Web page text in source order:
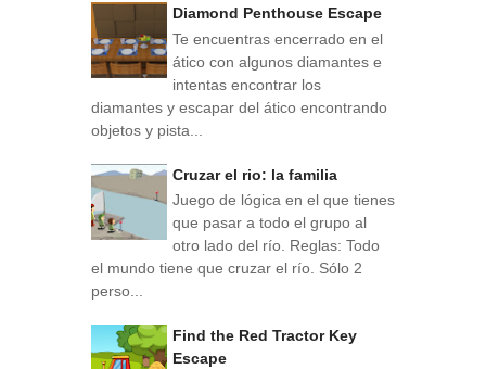
Diamond Penthouse Escape
Te encuentras encerrado en el
ático con algunos diamantes e
intentas encontrar los
diamantes y escapar del ático encontrando
objetos y pista...
Cruzar el rio: la familia
Juego de lógica en el que tienes
que pasar a todo el grupo al
otro lado del río. Reglas: Todo
el mundo tiene que cruzar el río. Sólo 2
perso...
Find the Red Tractor Key
Escape